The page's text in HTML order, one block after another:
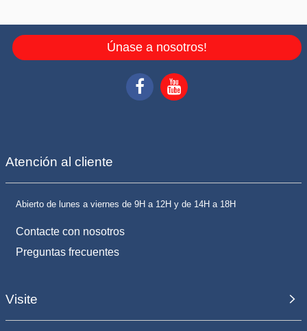
Únase a nosotros!
Atención al cliente
Abierto de lunes a viernes de 9H a 12H y de 14H a 18H
Contacte con nosotros
Preguntas frecuentes
Visite